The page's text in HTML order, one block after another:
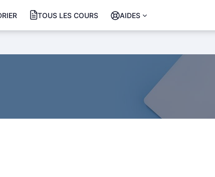
TOUS LES COURS AIDES